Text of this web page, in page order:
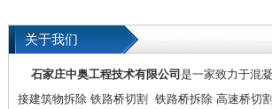
关于我们
石家庄中奥工程技术有限公司 是一家致力于混
接建筑物拆除 铁路桥切割 铁路桥拆除 高速桥切